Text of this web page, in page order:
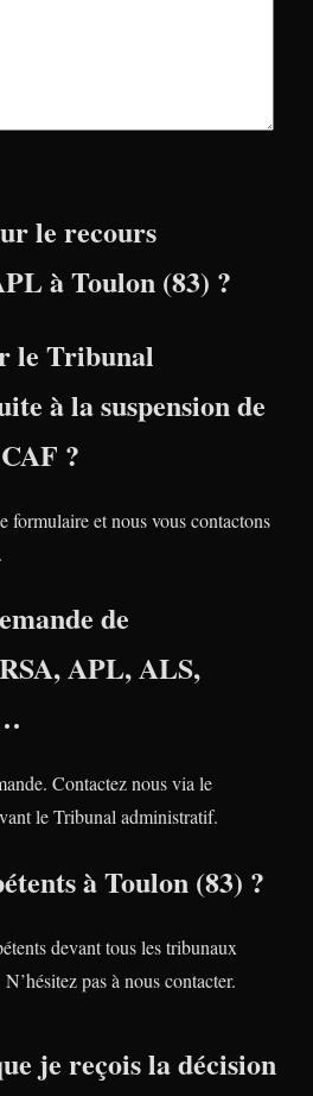
le recours
à Toulon (83) ?
le Tribunal
à la suspension de
?
formulaire et nous vous contactons
de
APL, ALS,
Contactez nous via le
le Tribunal administratif.
à Toulon (83) ?
devant tous les tribunaux
pas à nous contacter.
je reçois la décision